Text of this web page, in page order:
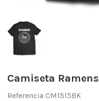
Camiseta Ramens
Referencia CM1515BK